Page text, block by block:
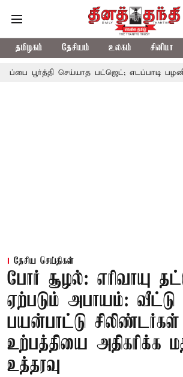
தமிழகம் தேசியம் உலகம் சினிமா
செய்யாத பட்ஜெட்; எடப்பாடி பழனிசாமி
தேசிய செய்திகள்
போர் சூழல்: எரிவாயு
ஏற்படும் அபாயம்: வீட்டு
பயன்பாட்டு சிலிண்டர்கள்
உற்பத்தியை அதிகரிக்க
உத்தரவு